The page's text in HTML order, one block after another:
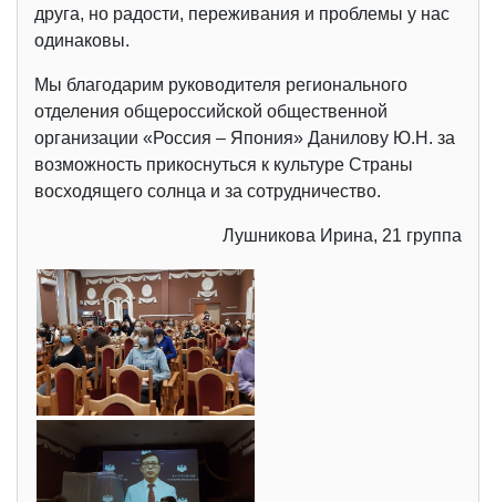
друга, но радости, переживания и проблемы у нас
одинаковы.
Мы благодарим руководителя регионального
отделения общероссийской общественной
организации «Россия – Япония» Данилову Ю.Н. за
возможность прикоснуться к культуре Страны
восходящего солнца и за сотрудничество.
Лушникова Ирина, 21 группа